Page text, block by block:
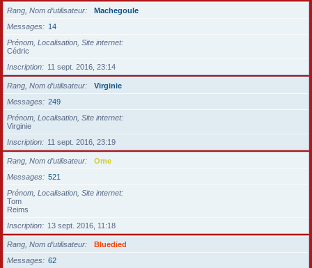
Rang, Nom d’utilisateur
Machegoule
Messages
14
Prénom, Localisation, Site internet
Cédric
Inscription
11 sept. 2016, 23:14
Rang, Nom d’utilisateur
Virginie
Messages
249
Prénom, Localisation, Site internet
Virginie
Inscription
11 sept. 2016, 23:19
Rang, Nom d’utilisateur
Ome
Messages
521
Prénom, Localisation, Site internet
Tom
Reims
Inscription
13 sept. 2016, 11:18
Rang, Nom d’utilisateur
Bluedied
Messages
62